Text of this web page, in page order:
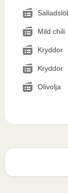
Mild chili
Kryddor
Kryddor
Olivolja